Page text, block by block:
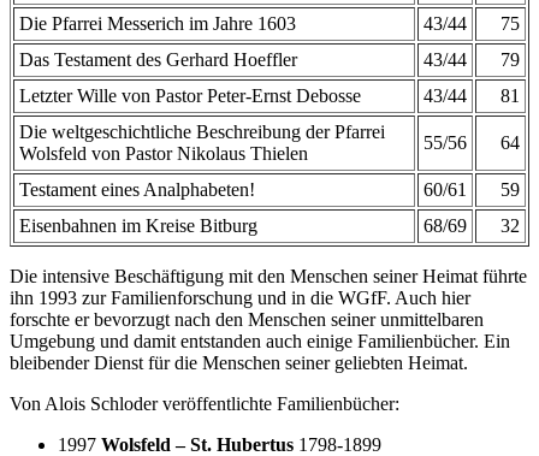
Die Pfarrei Messerich im Jahre 1603 43/44
75
Das Testament des Gerhard Hoeffler
43/44
79
Letzter Wille von Pastor Peter-Ernst Debosse
43/44
81
Die weltgeschichtliche Beschreibung der Pfarrei
Wolsfeld von Pastor Nikolaus Thielen
55/56 64
Testament eines Analphabeten! 60/61
59
Eisenbahnen im Kreise Bitburg
68/69 32
Die intensive Beschäftigung mit den Menschen seiner Heimat führte
ihn 1993 zur Familienforschung und in die WGfF. Auch hier
forschte er bevorzugt nach den Menschen seiner unmittelbaren
Umgebung und damit entstanden auch einige Familienbücher. Ein
bleibender Dienst für die Menschen seiner geliebten Heimat.
Von Alois Schloder veröffentlichte Familienbücher:
1997 Wolsfeld – St. Hubertus 1798-1899